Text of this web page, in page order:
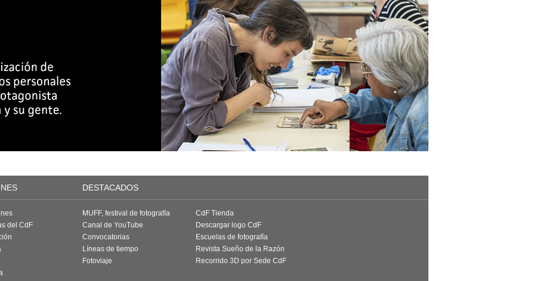
DESTACADOS
del CdF
MUFF, festival de fotografía
Canal de YouTube
Convocatorias
Líneas de tiempo
Fotoviaje
CdF Tienda
Descargar logo CdF
Escuelas de fotografía
Revista Sueño de la Razón
Recorrido 3D por Sede CdF